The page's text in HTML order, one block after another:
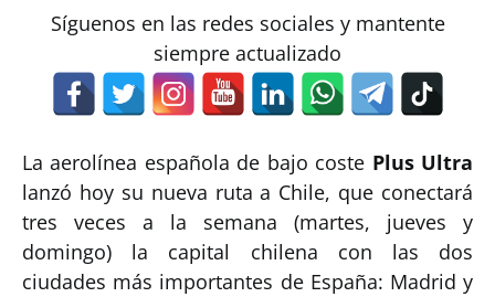
Síguenos en las redes sociales y mantente
siempre actualizado
La aerolínea española de bajo coste Plus Ultra
lanzó hoy su nueva ruta a Chile, que conectará
tres veces a la semana (martes, jueves y
domingo) la capital chilena con las dos
ciudades más importantes de España: Madrid y